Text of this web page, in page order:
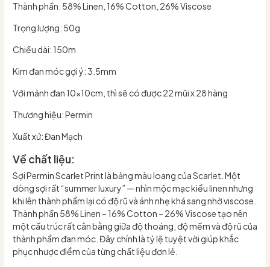
Thành phần: 58% Linen, 16% Cotton, 26% Viscose
Trọng lượng: 50g
Chiều dài: 150m
Kim đan móc gợi ý: 3.5mm
Với mảnh đan 10x10cm, thì sẽ có được 22 mũi x 28 hàng
Thương hiệu: Permin
Xuất xứ: Đan Mạch
Về chất liệu:
Sợi Permin Scarlet Print là bảng màu loang của Scarlet. Một
dòng sợi rất “summer luxury” — nhìn mộc mạc kiểu linen nhưng
khi lên thành phẩm lại có độ rũ và ánh nhẹ khá sang nhờ viscose.
Thành phần 58% Linen – 16% Cotton – 26% Viscose tạo nên
một cấu trúc rất cân bằng giữa độ thoáng, độ mềm và độ rũ của
thành phẩm đan móc. Đây chính là tỷ lệ tuyệt vời giúp khắc
phục nhược điểm của từng chất liệu đơn lẻ.